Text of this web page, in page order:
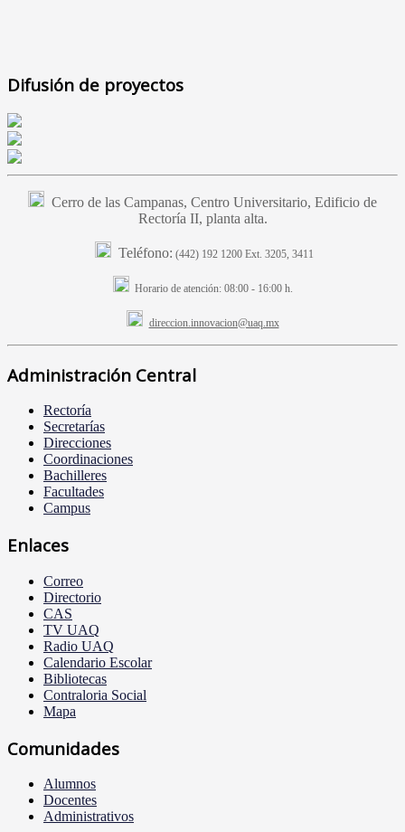
Difusión de proyectos
Cerro de las Campanas, Centro Universitario, Edificio de
Rectoría II, planta alta.
Teléfono: (442) 192 1200 Ext. 3205, 3411
Horario de atención:08:00 - 16:00 h.
direccion.innovacion@uaq.mx
Administración Central
Rectoría
Secretarías
Direcciones
Coordinaciones
Bachilleres
Facultades
Campus
Enlaces
Correo
Directorio
CAS
TV UAQ
Radio UAQ
Calendario Escolar
Bibliotecas
Contraloria Social
Mapa
Comunidades
Alumnos
Docentes
Administrativos